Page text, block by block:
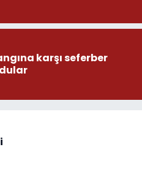
karşı seferber